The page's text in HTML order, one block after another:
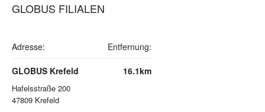
GLOBUS FILIALEN
Adresse: Entfernung:
GLOBUS Krefeld
Hafelsstraße 200
47809 Krefeld
16.1km